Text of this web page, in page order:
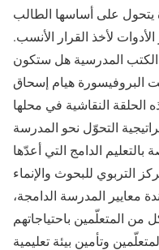
يتحول على أساسها الطالب
لأخذ القرار الأنسب.
المدرسية هل ستكون
البروفيسورة هيام إسحاق
الحلقة النقاشية في محلها
التحوّل نحو المدرسة
الدامج التي أعدّها
معايير المدرسة الدامجة،
من المتعلّمين باحتياجاتهم
وتأمين بيئة تعليمية